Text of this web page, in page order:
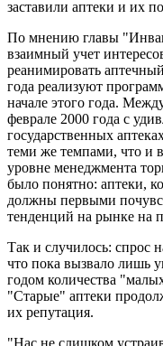
заставили аптеки и их
По мнению главы
взаимный учет
реанимировать
года реализуют
начале этого года.
феврале 2000 года с
государственных
теми же темпами, что и
уровне менеджмента
было понятно: аптеки,
должны первыми
тенденций на рынке на
Так и случилось: спрос
что пока вызвало лишь
годом количества
"Старые" аптеки
их репутация.
"Нас не слишком